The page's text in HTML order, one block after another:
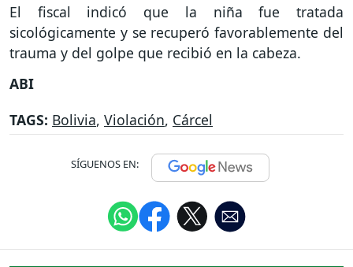
El fiscal indicó que la niña fue tratada
sicológicamente y se recuperó favorablemente del
trauma y del golpe que recibió en la cabeza.
ABI
TAGS: Bolivia, Violación, Cárcel
SÍGUENOS EN: